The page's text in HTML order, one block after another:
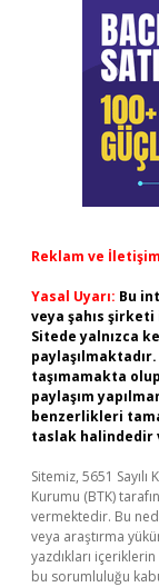
Reklam ve
Yasal Uyarı: Bu
veya şahıs
Sitede yalnızca
taşımamakta
paylaşım
benzerlikleri
taslak halindedir
Sitemiz, 5651
Kurumu (BTK)
vermektedir. Bu
veya araştırma
yazdıkları
bu sorumluluğu